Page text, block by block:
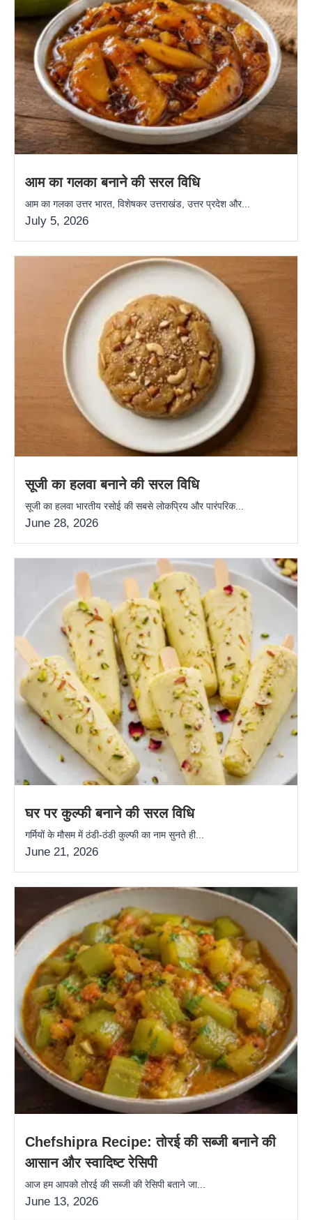
आम का गलका बनाने की सरल विधि
आम का गलका उत्तर भारत, विशेषकर उत्तराखंड, उत्तर प्रदेश और...
July 5, 2026
सूजी का हलवा बनाने की सरल विधि
सूजी का हलवा भारतीय रसोई की सबसे लोकप्रिय और पारंपरिक...
June 28, 2026
घर पर कुल्फी बनाने की सरल विधि
गर्मियों के मौसम में ठंडी-ठंडी कुल्फी का नाम सुनते ही...
June 21, 2026
Chefshipra Recipe: तोरई की सब्जी बनाने की
आसान और स्वादिष्ट रेसिपी
आज हम आपको तोरई की सब्जी की रेसिपी बताने जा...
June 13, 2026